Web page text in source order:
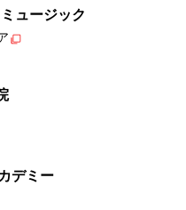
ュージック
デミー